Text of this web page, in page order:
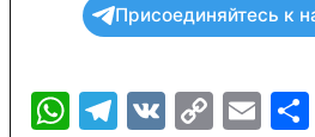
Присоединяйтесь к
WhatsApp
Telegram
VKCopy